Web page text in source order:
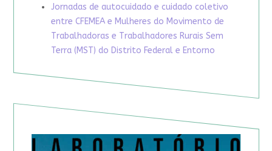
Jornadas de autocuidado e cuidado coletivo
entre CFEMEA e Mulheres do Movimento de
Trabalhadoras e Trabalhadores Rurais Sem
Terra (MST) do Distrito Federal e Entorno